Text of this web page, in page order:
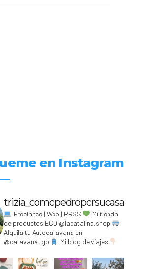
en Instagram
trizia_comopedroporsucasa
Freelance | Web | RRSS
Mi tienda
de productos ECO @lacatalina.shop
Alquila tu Autocaravana en
@caravana_go
Mi blog de viajes